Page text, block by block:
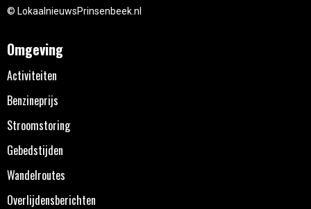
© LokaalnieuwsPrinsenbeek.nl
Omgeving
Activiteiten
Benzineprijs
Stroomstoring
Gebedstijden
Wandelroutes
Overlijdensberichten